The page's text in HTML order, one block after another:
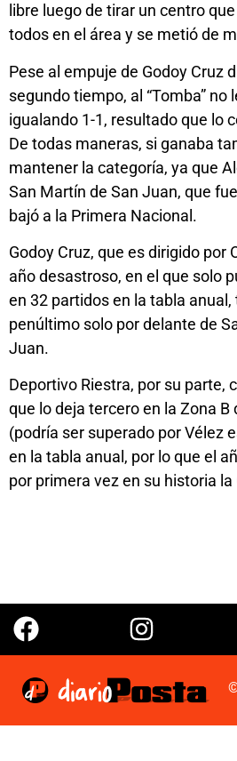
libre luego de tirar un centro
todos en el área y se metió de
Pese al empuje de Godoy Cruz
segundo tiempo, al “Tomba”
igualando 1-1, resultado que lo
De todas maneras, si ganaba
mantener la categoría, ya que
San Martín de San Juan, que
bajó a la Primera Nacional.
Godoy Cruz, que es dirigido por
año desastroso, en el que solo
en 32 partidos en la tabla
penúltimo solo por delante de
Juan.
Deportivo Riestra, por su parte,
que lo deja tercero en la Zona B
(podría ser superado por Vélez
en la tabla anual, por lo que el
por primera vez en su historia